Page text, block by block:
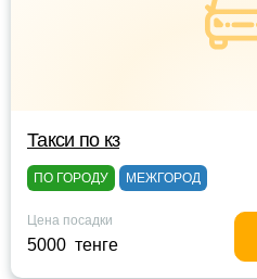
Такси по кз
ПО ГОРОДУ МЕЖГОРОД
Цена посадки
5000 тенге